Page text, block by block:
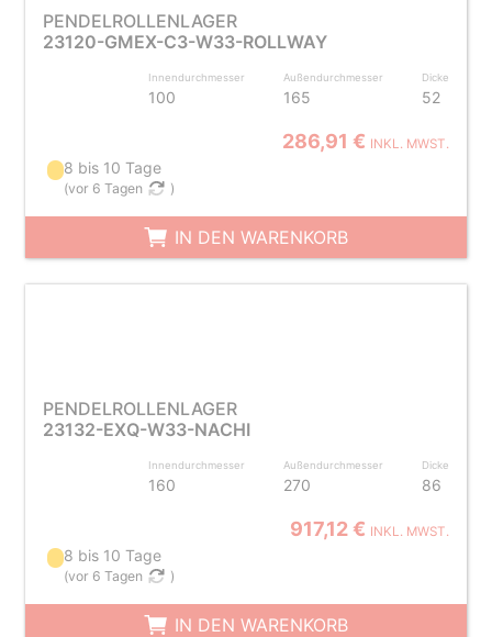
PENDELROLLENLAGER
23120-GMEX-C3-W33-ROLLWAY
Innendurchmesser
100
Außendurchmesser
165
Dicke
52
286,91 € INKL. MWST.
8 bis 10 Tage
(vor 6 Tagen )
IN DEN WARENKORB
PENDELROLLENLAGER
23132-EXQ-W33-NACHI
Innendurchmesser
160
Außendurchmesser
270
Dicke
86
917,12 € INKL. MWST.
8 bis 10 Tage
(vor 6 Tagen )
IN DEN WARENKORB